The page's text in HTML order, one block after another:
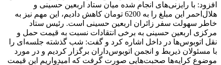
افزود: با رایزنی‌های انجام شده میان ستاد اربعین حسینی و
هلال‌احمر این مبلغ را به 6200 تومان کاهش دادیم، این مهم نیز به
خاطر سهولت سفر زائران اربعین حسینی است. رئیس ستاد
مرکزی اربعین حسینی به برخی انتقادات نسبت به قیمت حمل و
نقل اتوبوس‌ها در داخل اشاره کرد و گفت: شب گذشته جلسه‌ای را
با مسئولان ذیربط و انجمن اتوبوس‌داران برگزار کردیم و در مورد
موضوع کرایه‌ها صحبت‌هایی صورت گرفت که امیدواریم این قیمت